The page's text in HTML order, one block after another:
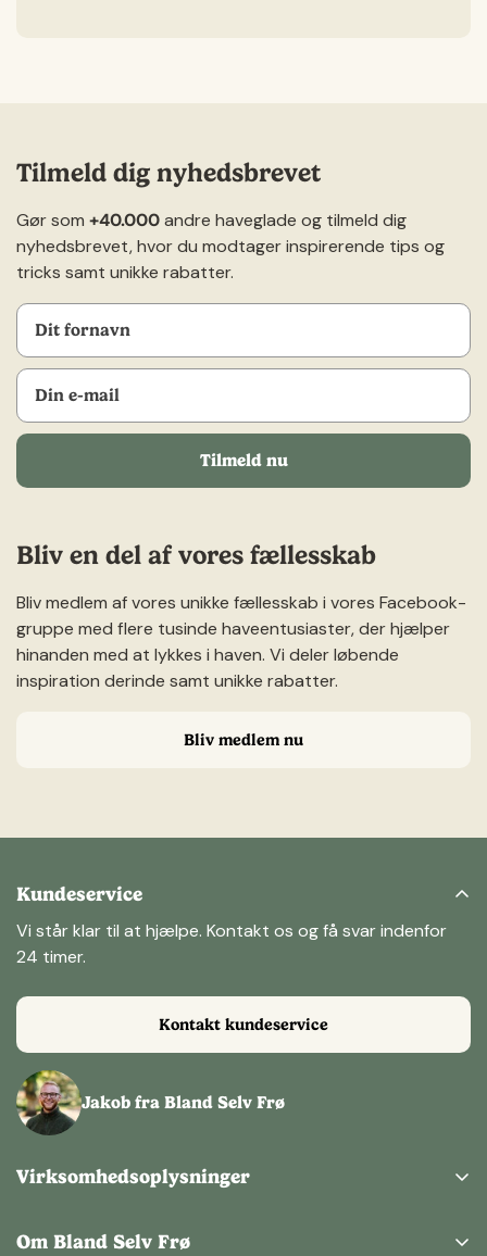
Tilmeld dig nyhedsbrevet
Gør som +40.000andre haveglade og tilmeld dig
nyhedsbrevet, hvor du modtager inspirerende tips og
tricks samt unikke rabatter.
Tilmeld nu
Bliv en del af vores fællesskab
Bliv medlem af vores unikke fællesskab i vores Facebook-
gruppe med flere tusinde haveentusiaster, der hjælper
hinanden med at lykkes i haven. Vi deler løbende
inspiration derinde samt unikke rabatter.
Bliv medlem nu
Virksomhedsoplysninger
Kertemindevej 1,
Om Bland Selv Frø
Kundeservice
Vi står klar til at hjælpe. Kontakt os og få svar indenfor
24 timer.
Kontakt kundeservice
Jakob fra Bland Selv Frø